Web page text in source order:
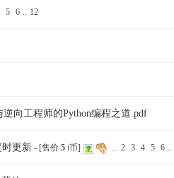
5 6 .. 12
向工程师的Python编程之道.pdf
时更新 - [售价 5 i币] ... 2 3 4 5 6 ..